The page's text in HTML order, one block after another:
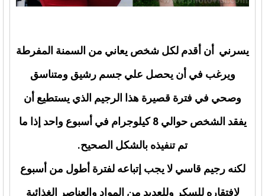
يسرني أن أقدم لكل شخص يعاني من السمنة المفرطة
ويرغب في أن يحصل علي جسم رشيق ومتناسق
وصحي في فترة قصيرة هذا الرجيم الذي يستطيع أن
يفقد الشخص حوالي 8 كيلوجرام في أسبوع واحد إذا ما
تم تنفيذه بالشكل الصحيح.
لكنه رجيم قاسي لا يجب إتباعه لفترة أطول من أسبوع
لافتقاره للسكر وللعديد من المواد والعناصر الغذائية